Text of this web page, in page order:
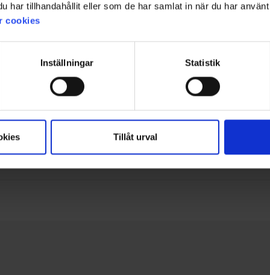
har tillhandahållit eller som de har samlat in när du har
cookies
Inställningar Statistik
Tillåt urval
es zurückzuschicken.